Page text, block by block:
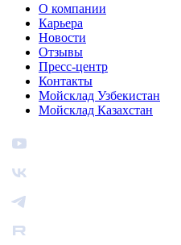
О компании
Карьера
Новости
Отзывы
Пресс-центр
Контакты
Мойсклад Узбекистан
Мойсклад Казахстан